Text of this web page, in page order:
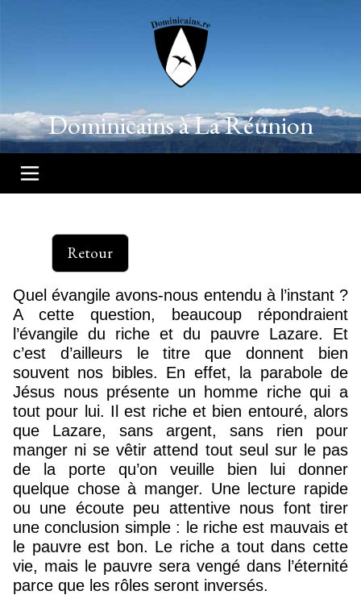
Dominicains à La Réunion
Retour
Quel évangile avons-nous entendu à l’instant ?
A cette question, beaucoup répondraient
l’évangile du riche et du pauvre Lazare. Et
c’est d’ailleurs le titre que donnent bien
souvent nos bibles. En effet, la parabole de
Jésus nous présente un homme riche qui a
tout pour lui. Il est riche et bien entouré, alors
que Lazare, sans argent, sans rien pour
manger ni se vêtir attend tout seul sur le pas
de la porte qu’on veuille bien lui donner
quelque chose à manger. Une lecture rapide
ou une écoute peu attentive nous font tirer
une conclusion simple : le riche est mauvais et
le pauvre est bon. Le riche a tout dans cette
vie, mais le pauvre sera vengé dans l’éternité
parce que les rôles seront inversés.